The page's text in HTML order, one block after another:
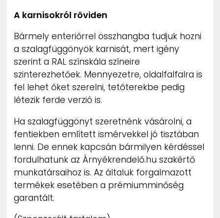
A karnisokról röviden
Bármely enteriőrrel összhangba tudjuk hozni
a szalagfüggönyök karnisát, mert igény
szerint a RAL színskála színeire
szinterezhetőek. Mennyezetre, oldalfalfalra is
fel lehet őket szerelni, tetőterekbe pedig
létezik ferde verzió is.
Ha szalagfüggönyt szeretnénk vásárolni, a
fentiekben említett ismérvekkel jó tisztában
lenni. De ennek kapcsán bármilyen kérdéssel
fordulhatunk az Árnyékrendelő.hu szakértő
munkatársaihoz is. Az általuk forgalmazott
termékek esetében a prémiumminőség
garantált.